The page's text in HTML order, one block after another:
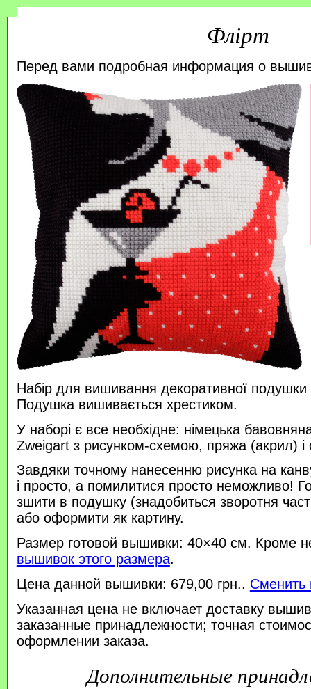
Флірт
Перед вами подробная информация о
Набір для вишивання декоративної
Подушка вишивається хрестиком.
У наборі є все необхідне: німецька
Zweigart з рисунком-схемою, пряжа (акрил) і
Завдяки точному нанесенню рисунка на
і просто, а помилитися просто неможливо!
зшити в подушку (знадобиться зворотня
або оформити як картину.
Размер готовой вышивки: 40×40 см. Кроме
вышивок этого размера.
Цена данной вышивки: 679,00 грн.. Сменить
Указанная цена не включает доставку
заказанные принадлежности; точная
оформлении заказа.
Дополнительные